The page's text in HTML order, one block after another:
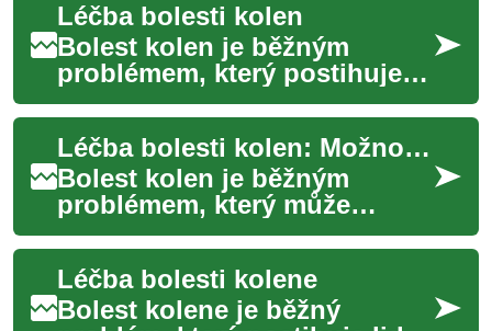
Léčba bolesti kolen
Bolest kolen je běžným
problémem, který postihuje
lidi všech věkových kategorií.
Může být způsobena různými
faktory, ...
Léčba bolesti kolen: Možnosti, postupy a účinnost
Bolest kolen je běžným
problémem, který může
výrazně ovlivnit kvalitu
života. Ať už jde o akutní
zranění nebo chronic...
Léčba bolesti kolene
Bolest kolene je běžný